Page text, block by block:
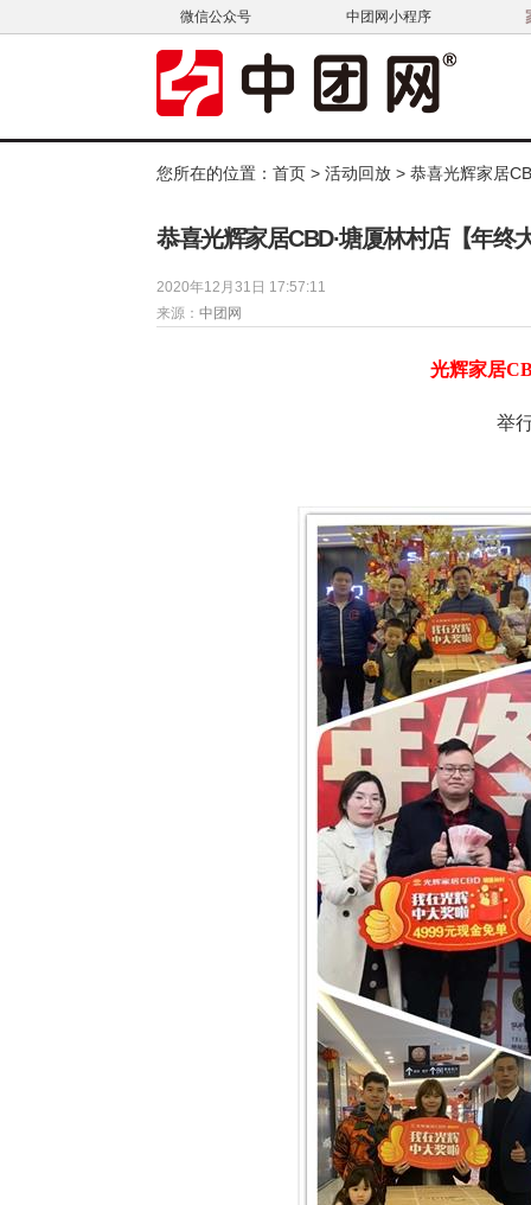
微信公众号 中团网小程序
您所在的位置： 首页 > 活动回放 > 恭喜光辉家居
恭喜光辉家居CBD·塘厦林村店【年终
2020年12月31日 17:57:11
来源： 中团网
光辉家居
举